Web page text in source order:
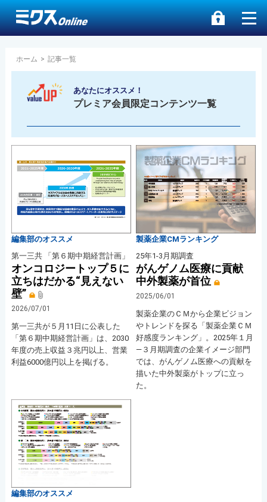
ホーム > 記事一覧
あなたにオススメ！
プレミア会員限定コンテンツ一覧
編集部のオススメ
第一三共 「第６期中期経営計画」
オンコロジートップ５に
立ちはだかる“見えない
壁”
2026/07/01
第一三共が５月11日に公表した
「第６期中期経営計画」は、2030
年度の売上収益３兆円以上、営業
利益6000億円以上を掲げる。
製薬企業CMランキング
25年1-3月期調査
がんゲノム医療に貢献
中外製薬が首位
2025/06/01
製薬企業のＣＭから企業ビジョン
やトレンドを探る「製薬企業ＣＭ
好感度ランキング」。2025年１月
―３月期調査の企業イメージ部門
では、がんゲノム医療への貢献を
描いた中外製薬がトップに立っ
た。
編集部のオススメ